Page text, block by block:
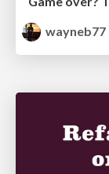
wayneb77